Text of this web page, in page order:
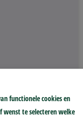
functionele cookies en
wenst te selecteren welke